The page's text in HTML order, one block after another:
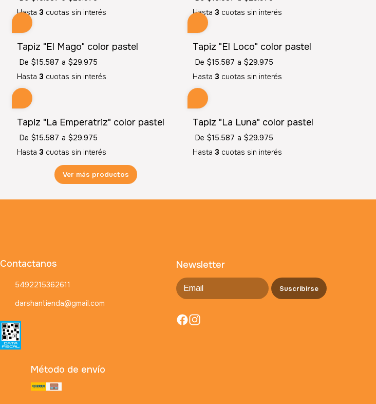
Hasta 3 cuotas sin interés
Hasta 3 cuotas sin interés
Tapiz "El Mago" color pastel
De $15.587 a $29.975
Hasta 3 cuotas sin interés
Tapiz "El Loco" color pastel
De $15.587 a $29.975
Hasta 3 cuotas sin interés
Tapiz "La Emperatriz" color pastel
De $15.587 a $29.975
Hasta 3 cuotas sin interés
Tapiz "La Luna" color pastel
De $15.587 a $29.975
Hasta 3 cuotas sin interés
Ver más productos
Contactanos
5492215362611
darshantienda@gmail.com
Newsletter
Suscribirse
Método de envío